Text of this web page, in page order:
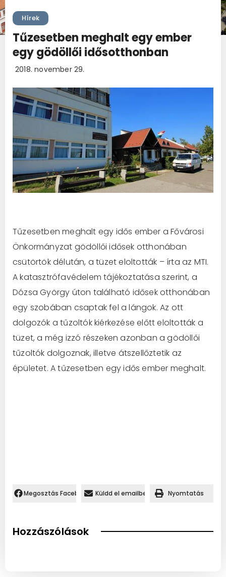
Hírek
Tűzesetben meghalt egy ember
egy gödöllői idősotthonban
2018. november 29.
Tűzesetben meghalt egy idős ember a Fővárosi
Önkormányzat gödöllői idősek otthonában
csütörtök délután, a tüzet eloltották – írta az MTI.
A katasztrófavédelem tájékoztatása szerint, a
Dózsa György úton található idősek otthonában
egy szobában csaptak fel a lángok. Az ott
dolgozók a tűzoltók kiérkezése előtt eloltották a
tüzet, a még izzó részeken azonban a gödöllői
tűzoltók dolgoznak, illetve átszellőztetik az
épületet. A tűzesetben egy idős ember meghalt.
Megosztás Facebookon.Küldd el emailben Nyomtatás
Hozzászólások